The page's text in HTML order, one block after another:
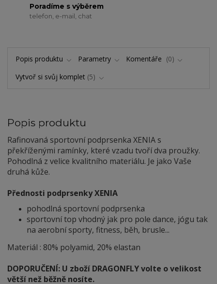
Poradíme s výběrem
telefon, e-mail, chat
Popis produktu Parametry Komentáře
0
Vytvoř si svůj komplet 5
Popis produktu
Rafinovaná sportovní podprsenka XENIA s
překříženými ramínky, které vzadu tvoří dva proužky.
Pohodlná z velice kvalitního materiálu. Je jako Vaše
druhá kůže.
Přednosti podprsenky XENIA
pohodlná sportovní podprsenka
sportovní top vhodný jak pro pole dance, jógu tak
na aerobní sporty, fitness, běh, brusle...
Materiál : 80% polyamid, 20% elastan
DOPORUČENÍ: U zboží DRAGONFLY volte o velikost
větší než běžně nosíte.